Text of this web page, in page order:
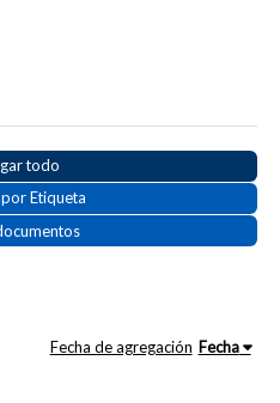
todo
Etiqueta
Fecha de agregación Fecha